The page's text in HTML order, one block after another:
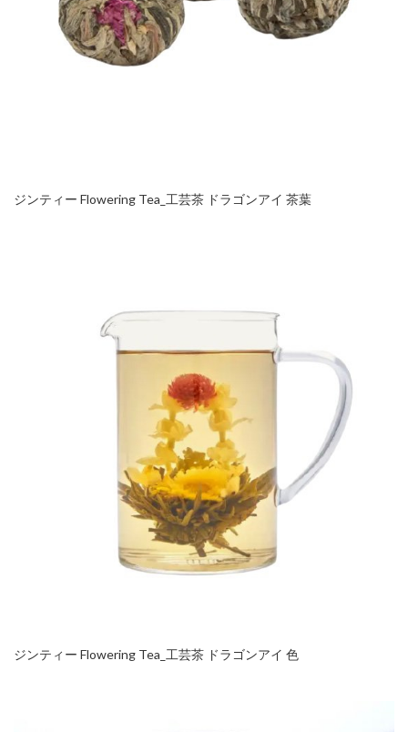
ジンティー Flowering Tea_工芸茶 ドラゴンアイ 茶葉
ジンティー Flowering Tea_工芸茶 ドラゴンアイ 色